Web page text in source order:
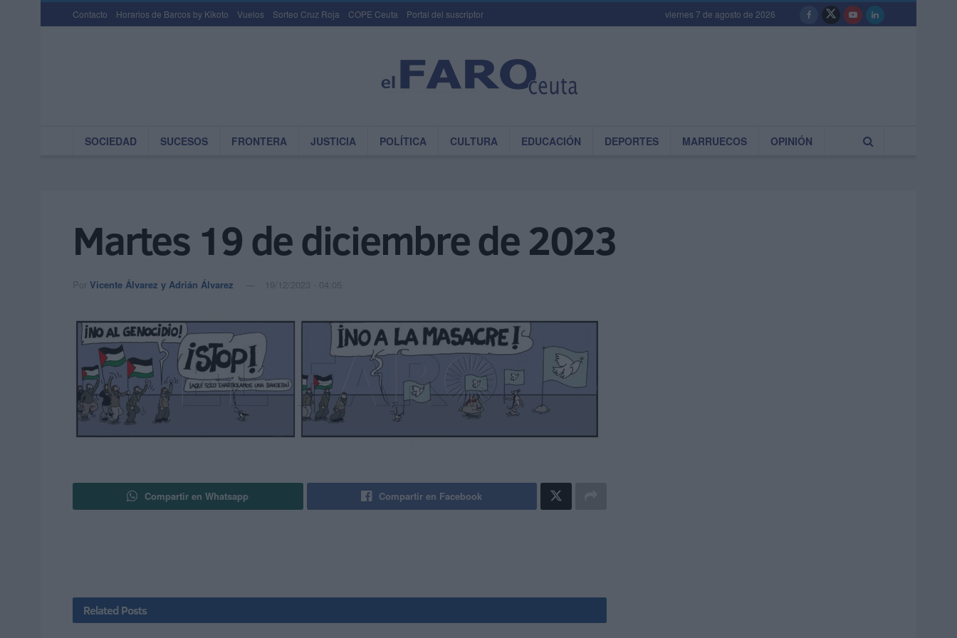
Contacto Horarios de Barcos by Kikoto Vuelos Sorteo Cruz Roja COPE Ceuta Portal del suscriptor viernes 7 de agosto de 2026
SOCIEDAD SUCESOS FRONTERA JUSTICIA POLÍTICA CULTURA EDUCACIÓN DEPORTES MARRUECOS OPINIÓN
Martes 19 de diciembre de 2023
Por Vicente Álvarez y Adrián Álvarez 19/12/2023 - 04:05
Compartir en Whatsapp Compartir en Facebook
Related Posts